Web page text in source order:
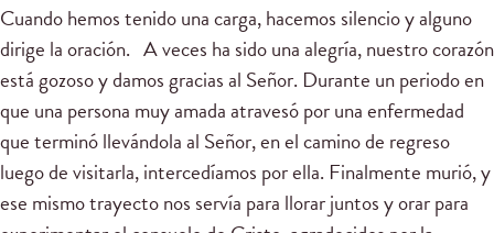
Cuando hemos tenido una carga, hacemos silencio y alguno
dirige la oración. A veces ha sido una alegría, nuestro corazón
está gozoso y damos gracias al Señor. Durante un periodo en
que una persona muy amada atravesó por una enfermedad
que terminó llevándola al Señor, en el camino de regreso
luego de visitarla, intercedíamos por ella. Finalmente murió, y
ese mismo trayecto nos servía para llorar juntos y orar para